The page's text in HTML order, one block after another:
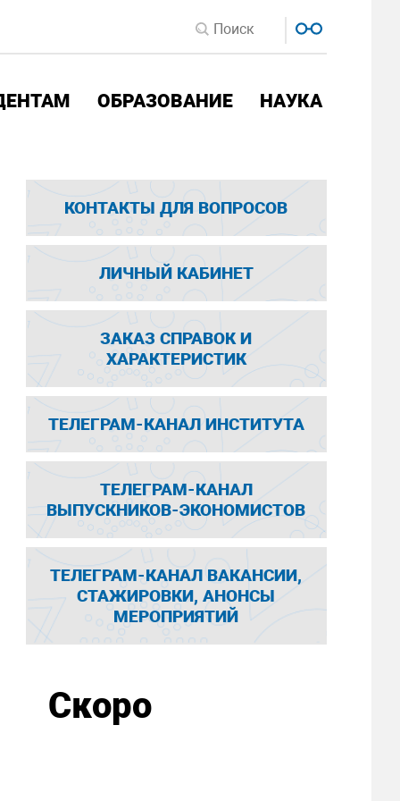
ОБРАЗОВАНИЕ НАУКА
КОНТАКТЫ ДЛЯ ВОПРОСОВ
ЛИЧНЫЙ КАБИНЕТ
ЗАКАЗ СПРАВОК И
ХАРАКТЕРИСТИК
ТЕЛЕГРАМ-КАНАЛ ИНСТИТУТА
ТЕЛЕГРАМ-КАНАЛ
ВЫПУСКНИКОВ-ЭКОНОМИСТОВ
ТЕЛЕГРАМ-КАНАЛ ВАКАНСИИ,
СТАЖИРОВКИ, АНОНСЫ
МЕРОПРИЯТИЙ
Скоро